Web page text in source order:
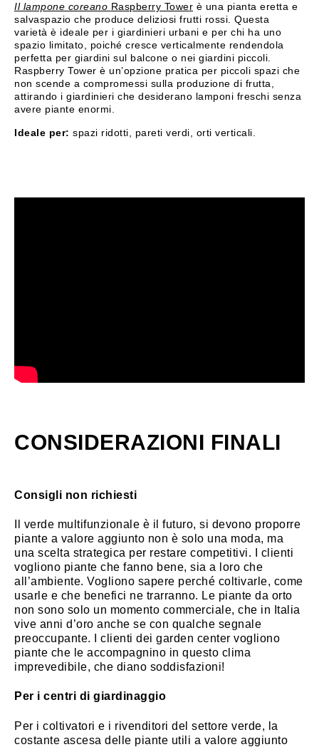
Il lampone coreano Raspberry Tower è una pianta eretta e
salvaspazio che produce deliziosi frutti rossi. Questa
varietà è ideale per i giardinieri urbani e per chi ha uno
spazio limitato, poiché cresce verticalmente rendendola
perfetta per giardini sul balcone o nei giardini piccoli.
Raspberry Tower è un’opzione pratica per piccoli spazi che
non scende a compromessi sulla produzione di frutta,
attirando i giardinieri che desiderano lamponi freschi senza
avere piante enormi.
Ideale per: spazi ridotti, pareti verdi, orti verticali.
CONSIDERAZIONI FINALI
Consigli non richiesti
Il verde multifunzionale è il futuro, si devono proporre
piante a valore aggiunto non è solo una moda, ma
una scelta strategica per restare competitivi. I clienti
vogliono piante che fanno bene, sia a loro che
all’ambiente. Vogliono sapere perché coltivarle, come
usarle e che benefici ne trarranno. Le piante da orto
non sono solo un momento commerciale, che in Italia
vive anni d’oro anche se con qualche segnale
preoccupante. I clienti dei garden center vogliono
piante che le accompagnino in questo clima
imprevedibile, che diano soddisfazioni!
Per i centri di giardinaggio
Per i coltivatori e i rivenditori del settore verde, la
costante ascesa delle piante utili a valore aggiunto